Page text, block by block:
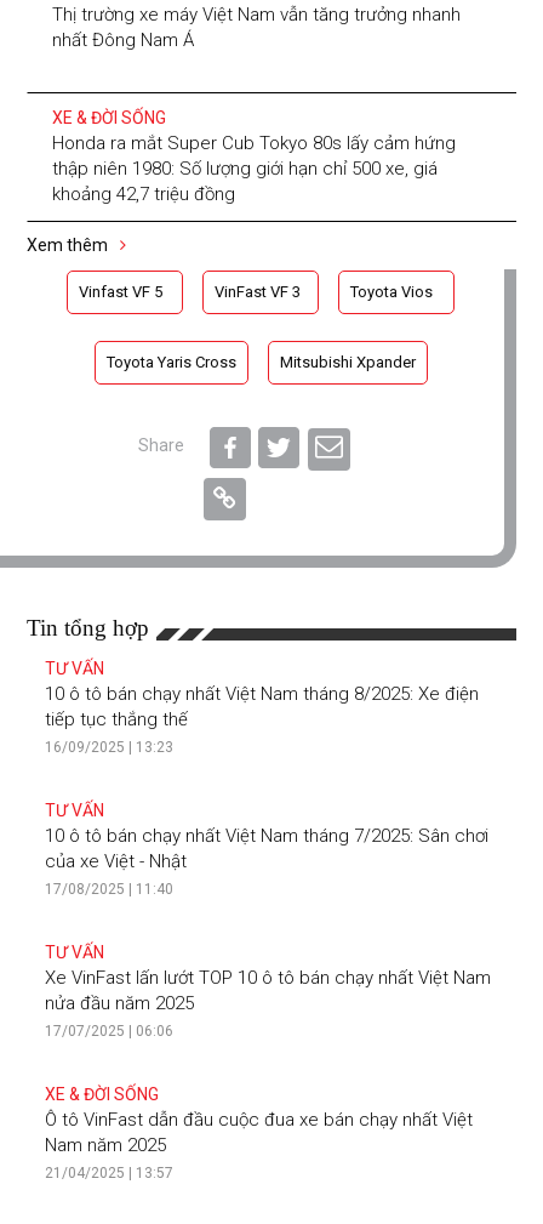
Thị trường xe máy Việt Nam vẫn tăng trưởng nhanh
nhất Đông Nam Á
XE & ĐỜI SỐNG
Honda ra mắt Super Cub Tokyo 80s lấy cảm hứng
thập niên 1980: Số lượng giới hạn chỉ 500 xe, giá
khoảng 42,7 triệu đồng
Xem thêm
Vinfast VF 5 VinFast VF 3 Toyota Vios
Toyota Yaris Cross Mitsubishi Xpander
Share
Tin tổng hợp
TƯ VẤN
10 ô tô bán chạy nhất Việt Nam tháng 8/2025: Xe điện
tiếp tục thắng thế
16/09/2025 | 13:23
TƯ VẤN
10 ô tô bán chạy nhất Việt Nam tháng 7/2025: Sân chơi
của xe Việt - Nhật
17/08/2025 | 11:40
TƯ VẤN
Xe VinFast lấn lướt TOP 10 ô tô bán chạy nhất Việt Nam
nửa đầu năm 2025
17/07/2025 | 06:06
XE & ĐỜI SỐNG
Ô tô VinFast dẫn đầu cuộc đua xe bán chạy nhất Việt
Nam năm 2025
21/04/2025 | 13:57